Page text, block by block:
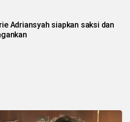
Adriansyah siapkan saksi dan